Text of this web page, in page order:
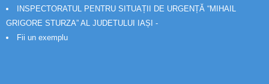
INSPECTORATUL PENTRU SITUAȚII DE URGENȚĂ “MIHAIL
GRIGORE STURZA” AL JUDETULUI IAȘI -
Fii un exemplu